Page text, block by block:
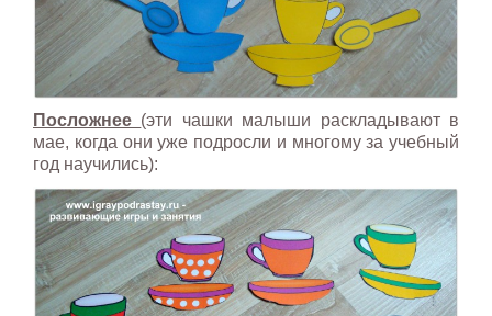
Посложнее (эти чашки малыши раскладывают в
мае, когда они уже подросли и многому за учебный
год научились):